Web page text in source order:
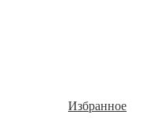
Избранное